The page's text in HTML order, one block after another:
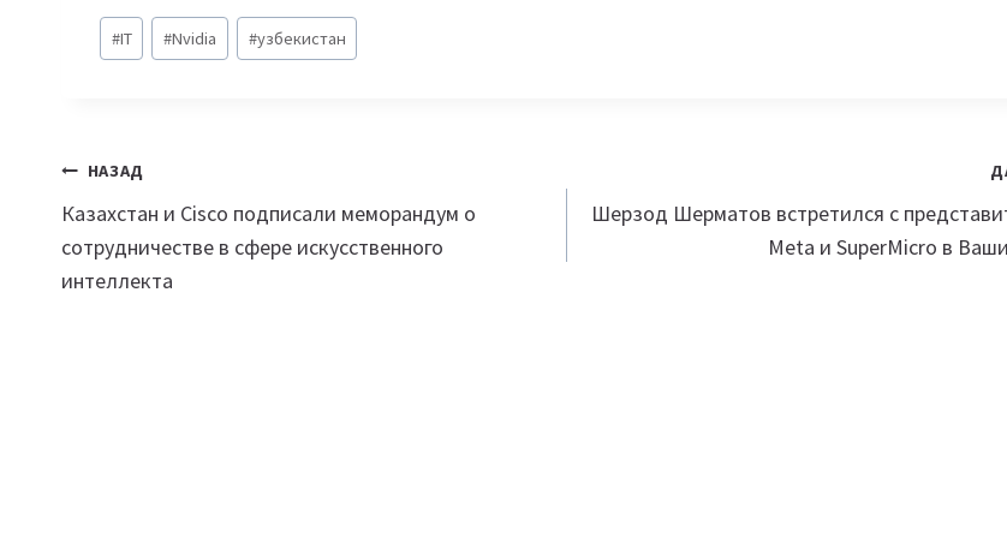
Метки
записи:
#IT #Nvidia #узбекистан
Навигация
по
записям
НАЗАД
Казахстан и Cisco подписали меморандум о
сотрудничестве в сфере искусственного
интеллекта
Шерзод Шерматов встретился с
Meta и SuperMicro в